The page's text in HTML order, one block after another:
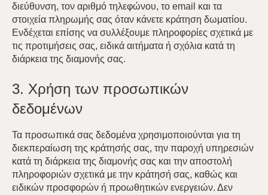
διεύθυνση, τον αριθμό τηλεφώνου, το email και τα
στοιχεία πληρωμής σας όταν κάνετε κράτηση δωματίου.
Ενδέχεται επίσης να συλλέξουμε πληροφορίες σχετικά με
τις προτιμήσεις σας, ειδικά αιτήματα ή σχόλια κατά τη
διάρκεια της διαμονής σας.
3. Χρήση των προσωπικών
δεδομένων
Τα προσωπικά σας δεδομένα χρησιμοποιούνται για τη
διεκπεραίωση της κράτησής σας, την παροχή υπηρεσιών
κατά τη διάρκεια της διαμονής σας και την αποστολή
πληροφοριών σχετικά με την κράτησή σας, καθώς και
ειδικών προσφορών ή προωθητικών ενεργειών. Δεν
Αρχική σελίδα
Δωμάτια
Οικονομικό δίκλινο ή δίκλινο δωμάτιο
Standard δίκλινο δωμάτιο
Junior Σουίτα
Δίκλινο δωμάτιο με θέα στην Ακρόπολη
Σουίτα με βεράντα
Οικογενειακή σουίτα